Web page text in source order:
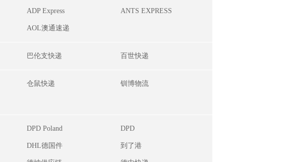
ADP Express ANTS EXPRESS
AOL澳通速递
巴伦支快递 百世快递
仓鼠快递 钏博物流
DPD Poland DPD
DHL德国件 到了港